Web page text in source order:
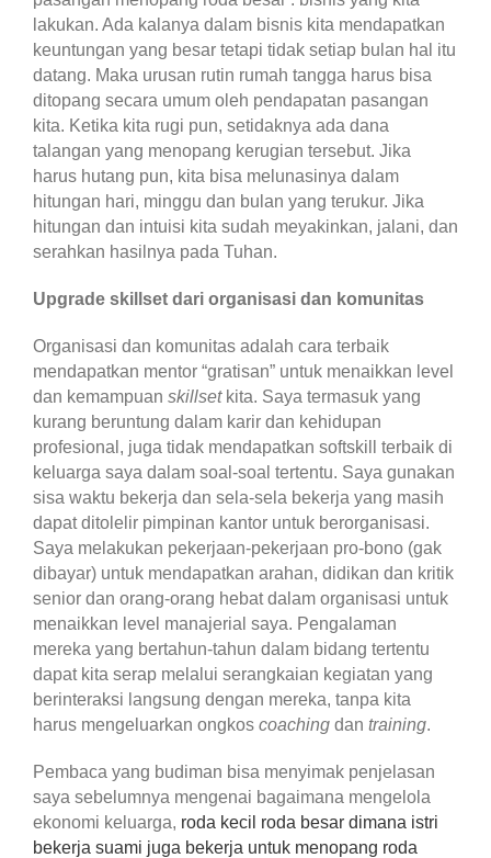
lakukan. Ada kalanya dalam bisnis kita mendapatkan
keuntungan yang besar tetapi tidak setiap bulan hal itu
datang. Maka urusan rutin rumah tangga harus bisa
ditopang secara umum oleh pendapatan pasangan
kita. Ketika kita rugi pun, setidaknya ada dana
talangan yang menopang kerugian tersebut. Jika
harus hutang pun, kita bisa melunasinya dalam
hitungan hari, minggu dan bulan yang terukur. Jika
hitungan dan intuisi kita sudah meyakinkan, jalani, dan
serahkan hasilnya pada Tuhan.
Upgrade skillset dari organisasi dan komunitas
Organisasi dan komunitas adalah cara terbaik
mendapatkan mentor “gratisan” untuk menaikkan level
dan kemampuan skillsetkita. Saya termasuk yang
kurang beruntung dalam karir dan kehidupan
profesional, juga tidak mendapatkan softskill terbaik di
keluarga saya dalam soal-soal tertentu. Saya gunakan
sisa waktu bekerja dan sela-sela bekerja yang masih
dapat ditolelir pimpinan kantor untuk berorganisasi.
Saya melakukan pekerjaan-pekerjaan pro-bono (gak
dibayar) untuk mendapatkan arahan, didikan dan kritik
senior dan orang-orang hebat dalam organisasi untuk
menaikkan level manajerial saya. Pengalaman
mereka yang bertahun-tahun dalam bidang tertentu
dapat kita serap melalui serangkaian kegiatan yang
berinteraksi langsung dengan mereka, tanpa kita
harus mengeluarkan ongkos coaching dan training.
Pembaca yang budiman bisa menyimak penjelasan
saya sebelumnya mengenai bagaimana mengelola
ekonomi keluarga, roda kecil roda besar dimana istri
bekerja suami juga bekerja untuk menopang roda